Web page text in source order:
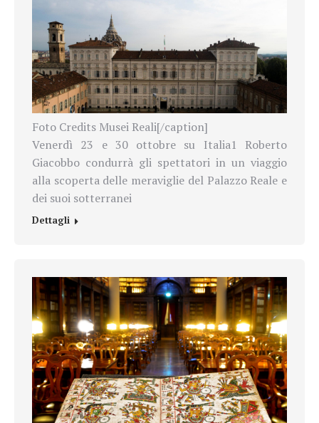
Foto Credits Musei Reali[/caption]
Venerdì 23 e 30 ottobre su Italia1 Roberto
Giacobbo condurrà gli spettatori in un viaggio
alla scoperta delle meraviglie del Palazzo Reale e
dei suoi sotterranei
Dettagli